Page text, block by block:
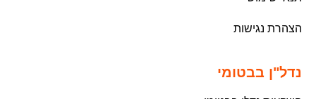
הצהרת נגישות
נדל"ן בבטומי